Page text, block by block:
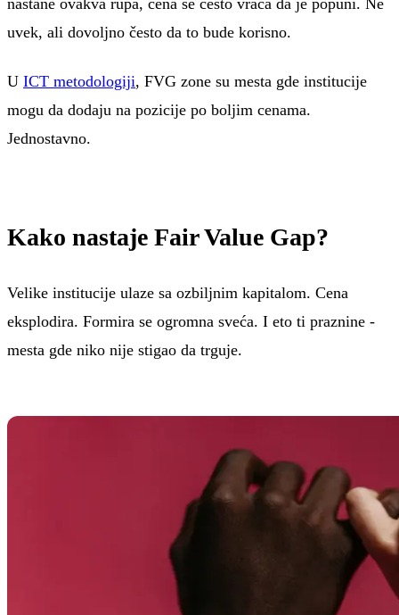
nastane ovakva rupa, cena se često vraća da je popuni. Ne
uvek, ali dovoljno često da to bude korisno.
U ICT metodologiji, FVG zone su mesta gde institucije
mogu da dodaju na pozicije po boljim cenama.
Jednostavno.
Kako nastaje Fair Value Gap?
Velike institucije ulaze sa ozbiljnim kapitalom. Cena
eksplodira. Formira se ogromna sveća. I eto ti praznine -
mesta gde niko nije stigao da trguje.